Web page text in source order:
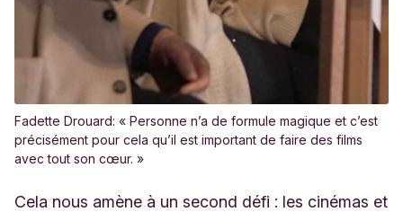
Fadette Drouard: « Personne n’a de formule magique et c’est
précisément pour cela qu’il est important de faire des films
avec tout son cœur. »
Cela nous amène à un second défi : les cinémas et